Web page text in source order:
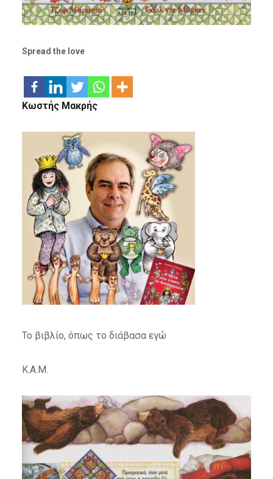
Spread the love
Κωστής Μακρής
Το βιβλίο, όπως το διάβασα εγώ
Κ.Α.Μ.